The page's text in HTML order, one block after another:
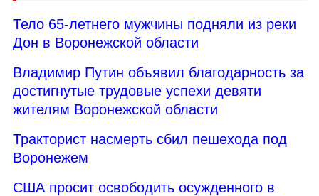
Тело 65-летнего мужчины подняли из реки
Дон в Воронежской области
Владимир Путин объявил благодарность за
достигнутые трудовые успехи девяти
жителям Воронежской области
Тракторист насмерть сбил пешехода под
Воронежем
США просит освободить осужденного в